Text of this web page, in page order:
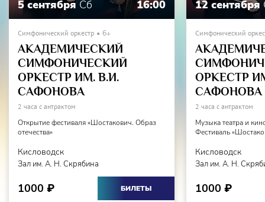
5 сентября Сб 16:00
Симфонический оркестр 6+
АКАДЕМИЧЕСКИЙ
СИМФОНИЧЕСКИЙ
ОРКЕСТР ИМ. В.И.
САФОНОВА
2 часа с антрактом
Открытие фестиваля «Шостакович. Образ
отечества»
Кисловодск
Зал им. А. Н. Скрябина
1000 ₽ БИЛЕТЫ
12 сентября
Симфонический
ОРКЕСТР
САФОНОВА
2 часа с антрактом
Музыка театра и
Фестиваль
Кисловодск
Зал им. А. Н.
1000 ₽